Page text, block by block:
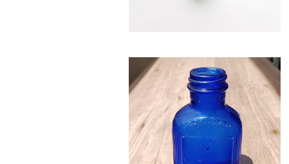
SB-3 シーボトル（コバルトブル
¥2,580